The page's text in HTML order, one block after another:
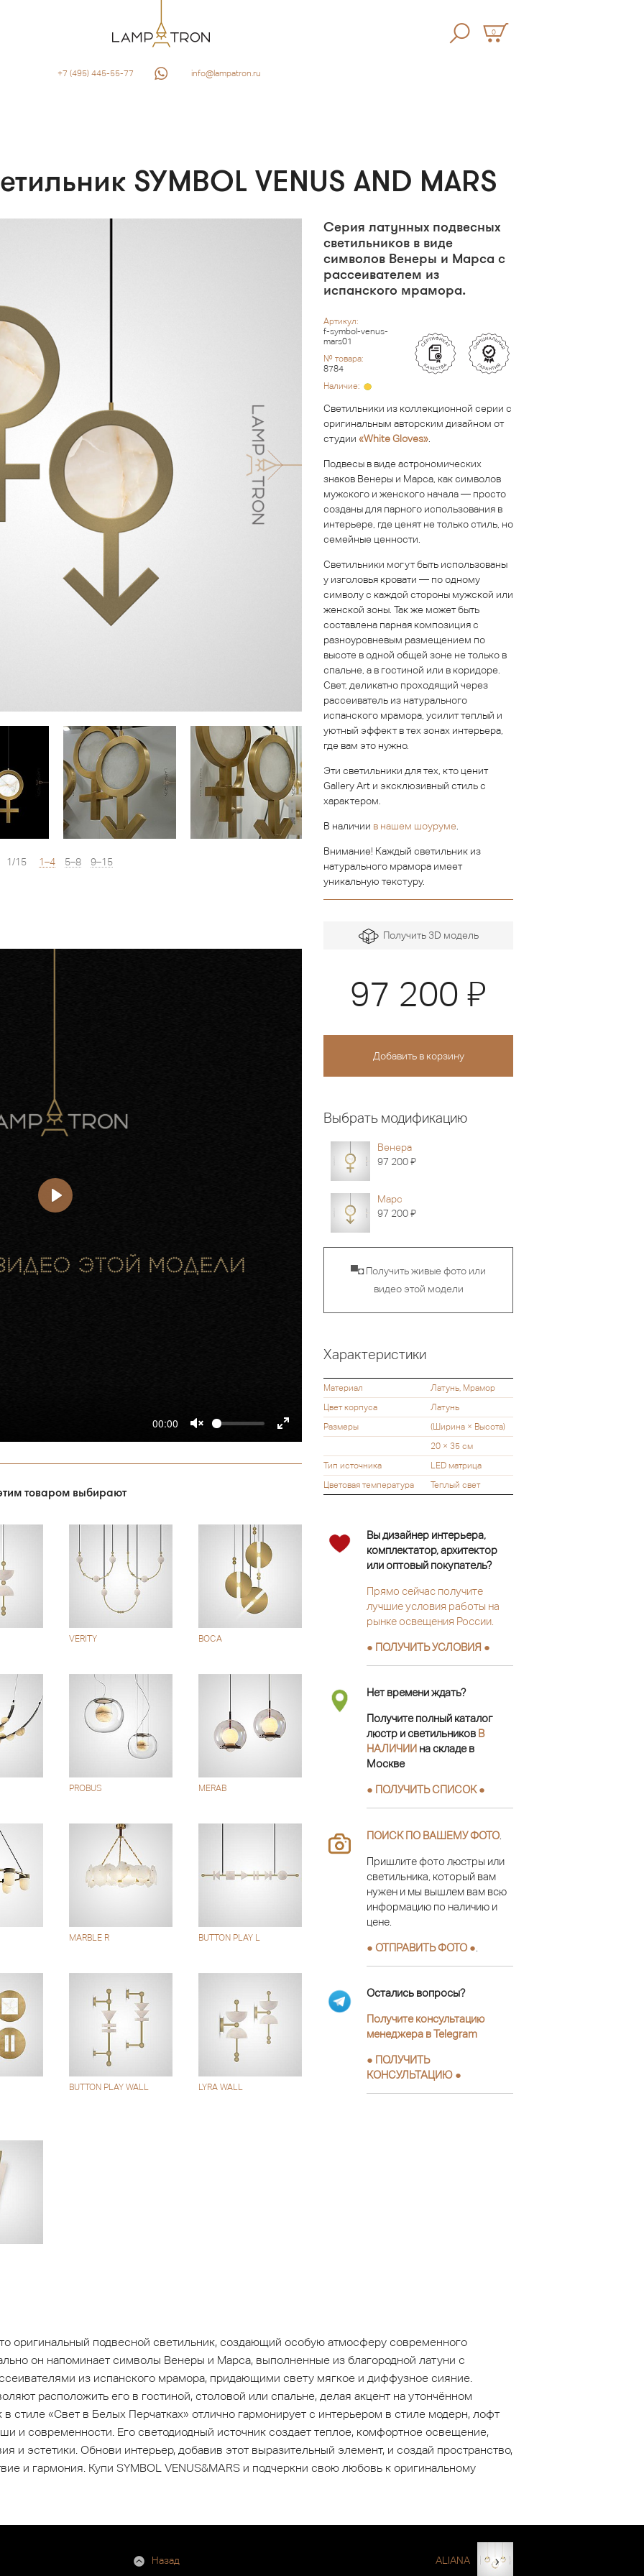
0
+7 (495) 445-55-77 info@lampatron.ru
SYMBOL VENUS AND MARS
1/15 1–4 5–8 9–15
00:00
товаром выбирают
VERITY BOCA
PROBUS MERAB
MARBLE R BUTTON PLAY L
BUTTON PLAY WALL LYRA WALL
Серия латунных подвесных
светильников в виде
символов Венеры и Марса с
рассеивателем из
испанского мрамора.
Артикул:
f-symbol-venus-
mars01
№ товара:
8784
Наличие:
Светильники из коллекционной серии с
оригинальным авторским дизайном от
студии «White Gloves»
Подвесы в виде астрономических
знаков Венеры и Марса, как символов
мужского и женского начала — просто
созданы для парного использования в
интерьере, где ценят не только стиль, но
семейные ценности.
Светильники могут быть использованы
у изголовья кровати — по одному
символу с каждой стороны мужской или
женской зоны. Так же может быть
составлена парная композиция с
разноуровневым размещением по
высоте в одной общей зоне не только в
спальне, а в гостиной или в коридоре.
Свет, деликатно проходящий через
рассеиватель из натурального
испанского мрамора, усилит теплый и
уютный эффект в тех зонах интерьера,
где вам это нужно.
Эти светильники для тех, кто ценит
Gallery Art и эксклюзивный стиль с
характером.
В наличии в нашем шоуруме
Внимание! Каждый светильник из
натурального мрамора имеет
уникальную текстуру.
Получить 3D модель
97 200 Я
Выбрать модификацию
Венера
97 200Я
Марс
97 200Я
▀◘ Получить живые фото или
видео этой модели
Характеристики
Материал
Латунь, Мрамор
Цвет корпуса
Латунь
Размеры
(Ширина × Высота)
20 × 35 см
Тип источника
LED матрица
Цветовая температура
Теплый свет
Вы дизайнер интерьера,
комплектатор, архитектор
или оптовый покупатель?
Прямо сейчас получите
лучшие условия работы на
рынке освещения России.
● ПОЛУЧИТЬ УСЛОВИЯ ●
Нет времени ждать?
Получите полный каталог
люстр и светильников В
НАЛИЧИИ на складе в
Москве
● ПОЛУЧИТЬ СПИСОК ●
ПОИСК ПО ВАШЕМУ ФОТО
Пришлите фото люстры или
светильника, который вам
нужен и мы вышлем вам всю
информацию по наличию и
цене.
● ОТПРАВИТЬ ФОТО ●
Остались вопросы?
Получите консультацию
менеджера в Telegram
● ПОЛУЧИТЬ
КОНСУЛЬТАЦИЮ ●
оригинальный подвесной светильник, создающий особую атмосферу современного
он напоминает символы Венеры и Марса, выполненные из благородной латуни с
из испанского мрамора, придающими свету мягкое и диффузное сияние.
расположить его в гостиной, столовой или спальне, делая акцент на утончённом
стиле «Свет в Белых Перчатках» отлично гармонирует с интерьером в стиле модерн, лофт
и современности. Его светодиодный источник создает теплое, комфортное освещение,
и эстетики. Обнови интерьер, добавив этот выразительный элемент, и создай пространство,
и гармония. Купи SYMBOL VENUS&MARS и подчеркни свою любовь к оригинальному
Назад ALIANA